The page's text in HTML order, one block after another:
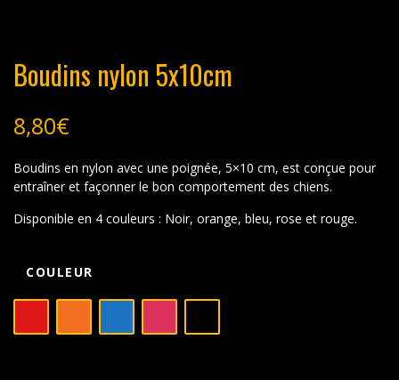
Boudins nylon 5x10cm
8,80€
Boudins en nylon avec une poignée, 5×10 cm, est conçue pour
entraîner et façonner le bon comportement des chiens.
Disponible en 4 couleurs : Noir, orange, bleu, rose et rouge.
COULEUR